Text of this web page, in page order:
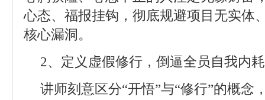
心态、福报挂钩，彻底规避项目无实体
核心漏洞。
2、定义虚假修行，倒逼全员自我内耗
讲师刻意区分“开悟”与“修行”的概念